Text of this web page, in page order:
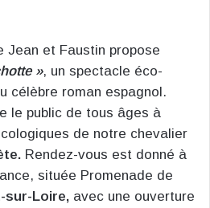
Jean et Faustin propose
», un spectacle éco-
célèbre roman espagnol.
le public de tous âges à
de notre chevalier
Rendez-vous est donné à
située Promenade de
sur-Loire, avec une ouverture